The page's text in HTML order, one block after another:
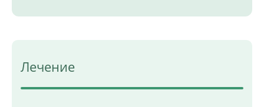
Лечение